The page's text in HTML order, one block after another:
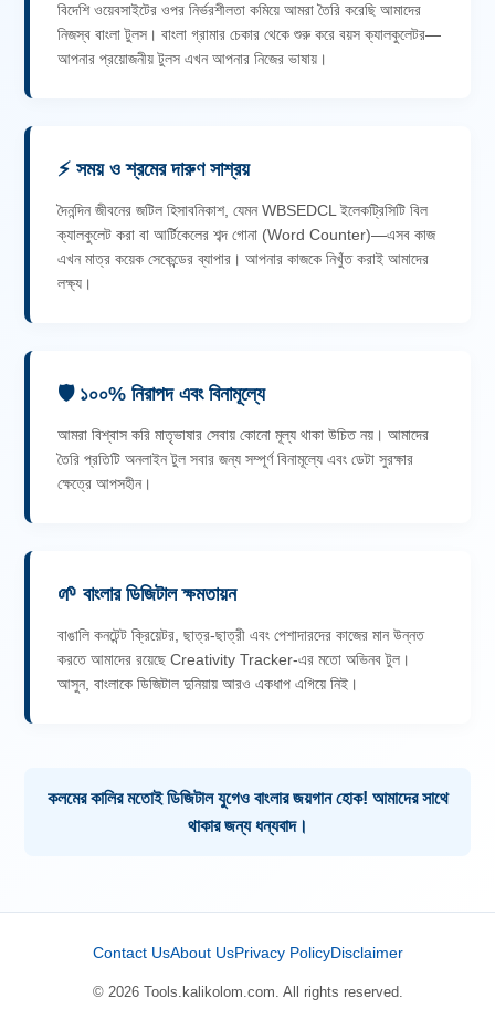
বিদেশি ওয়েবসাইটের ওপর নির্ভরশীলতা কমিয়ে আমরা তৈরি করেছি আমাদের
নিজস্ব বাংলা টুলস। বাংলা গ্রামার চেকার থেকে শুরু করে বয়স ক্যালকুলেটর—
আপনার প্রয়োজনীয় টুলস এখন আপনার নিজের ভাষায়।
⚡ সময় ও শ্রমের দারুণ সাশ্রয়
দৈনন্দিন জীবনের জটিল হিসাবনিকাশ, যেমন WBSEDCL ইলেকট্রিসিটি বিল
ক্যালকুলেট করা বা আর্টিকেলের শব্দ গোনা (Word Counter)—এসব কাজ
এখন মাত্র কয়েক সেকেন্ডের ব্যাপার। আপনার কাজকে নিখুঁত করাই আমাদের
লক্ষ্য।
🛡️ ১০০% নিরাপদ এবং বিনামূল্যে
আমরা বিশ্বাস করি মাতৃভাষার সেবায় কোনো মূল্য থাকা উচিত নয়। আমাদের
তৈরি প্রতিটি অনলাইন টুল সবার জন্য সম্পূর্ণ বিনামূল্যে এবং ডেটা সুরক্ষার
ক্ষেত্রে আপসহীন।
🌱 বাংলার ডিজিটাল ক্ষমতায়ন
বাঙালি কনটেন্ট ক্রিয়েটর, ছাত্র-ছাত্রী এবং পেশাদারদের কাজের মান উন্নত
করতে আমাদের রয়েছে Creativity Tracker-এর মতো অভিনব টুল।
আসুন, বাংলাকে ডিজিটাল দুনিয়ায় আরও একধাপ এগিয়ে নিই।
কলমের কালির মতোই ডিজিটাল যুগেও বাংলার জয়গান হোক! আমাদের সাথে
থাকার জন্য ধন্যবাদ।
Contact UsAbout UsPrivacy PolicyDisclaimer
© 2026 Tools.kalikolom.com. All rights reserved.